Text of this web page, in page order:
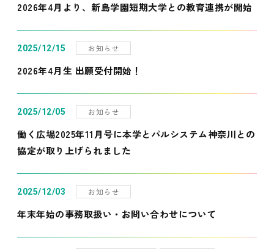
2026年4月より、新島学園短期大学との教育連携が開始
2025/12/15 お知らせ
2026年4月生 出願受付開始！
2025/12/05 お知らせ
働く広場2025年11月号に本学とパルシステム神奈川との
協定が取り上げられました
2025/12/03 お知らせ
年末年始の事務取扱い・お問い合わせについて